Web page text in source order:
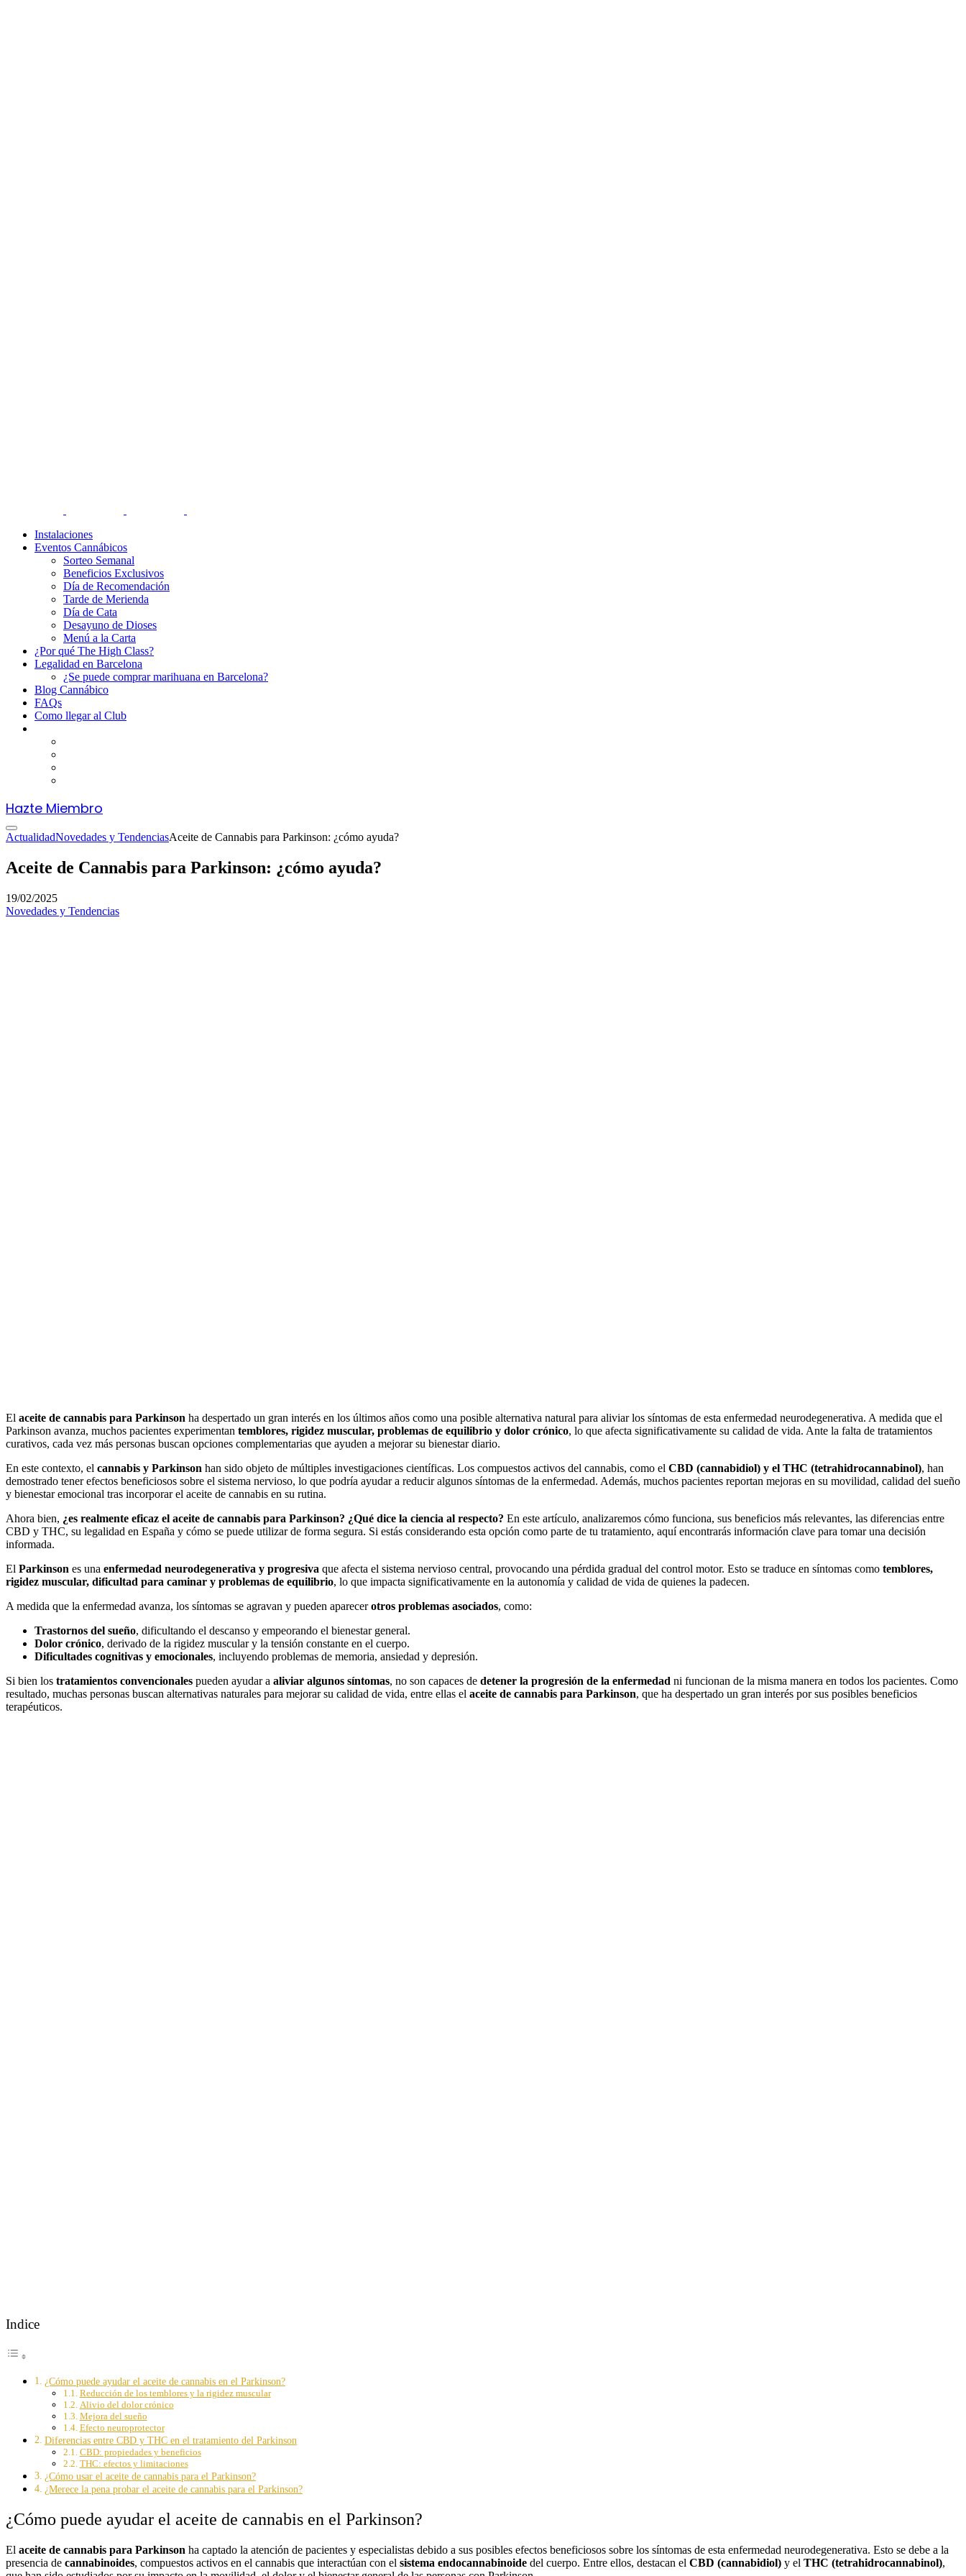
Instalaciones
Eventos Cannábicos
Sorteo Semanal
Beneficios Exclusivos
Día de Recomendación
Tarde de Merienda
Día de Cata
Desayuno de Dioses
Menú a la Carta
¿Por qué The High Class?
Legalidad en Barcelona
¿Se puede comprar marihuana en Barcelona?
Blog Cannábico
FAQs
Como llegar al Club
Hazte Miembro
ActualidadNovedades y TendenciasAceite de Cannabis para Parkinson: ¿cómo ayuda?
Aceite de Cannabis para Parkinson: ¿cómo ayuda?
19/02/2025
Novedades y Tendencias
El aceite de cannabis para Parkinson ha despertado un gran interés en los últimos años como una posible alternativa natural para aliviar los síntomas de esta enfermedad neurodegenerativa. A medida que el
Parkinson avanza, muchos pacientes experimentan temblores, rigidez muscular, problemas de equilibrio y dolor crónico, lo que afecta significativamente su calidad de vida. Ante la falta de tratamientos
curativos, cada vez más personas buscan opciones complementarias que ayuden a mejorar su bienestar diario.
En este contexto, el cannabis y Parkinson han sido objeto de múltiples investigaciones científicas. Los compuestos activos del cannabis, como el CBD (cannabidiol) y el THC (tetrahidrocannabinol), han
demostrado tener efectos beneficiosos sobre el sistema nervioso, lo que podría ayudar a reducir algunos síntomas de la enfermedad. Además, muchos pacientes reportan mejoras en su movilidad, calidad del sueño
y bienestar emocional tras incorporar el aceite de cannabis en su rutina.
Ahora bien, ¿es realmente eficaz el aceite de cannabis para Parkinson? ¿Qué dice la ciencia al respecto? En este artículo, analizaremos cómo funciona, sus beneficios más relevantes, las diferencias entre
CBD y THC, su legalidad en España y cómo se puede utilizar de forma segura. Si estás considerando esta opción como parte de tu tratamiento, aquí encontrarás información clave para tomar una decisión
informada.
El Parkinson es una enfermedad neurodegenerativa y progresiva que afecta el sistema nervioso central, provocando una pérdida gradual del control motor. Esto se traduce en síntomas como temblores,
rigidez muscular, dificultad para caminar y problemas de equilibrio, lo que impacta significativamente en la autonomía y calidad de vida de quienes la padecen.
A medida que la enfermedad avanza, los síntomas se agravan y pueden aparecerotros problemas asociados, como:
Trastornos del sueño, dificultando el descanso y empeorando el bienestar general.
Dolor crónico, derivado de la rigidez muscular y la tensión constante en el cuerpo.
Dificultades cognitivas y emocionales, incluyendo problemas de memoria, ansiedad y depresión.
Si bien los tratamientos convencionales pueden ayudar a aliviar algunos síntomas, no son capaces de detener la progresión de la enfermedad ni funcionan de la misma manera en todos los pacientes. Como
resultado, muchas personas buscan alternativas naturales para mejorar su calidad de vida, entre ellas el aceite de cannabis para Parkinson, que ha despertado un gran interés por sus posibles beneficios
terapéuticos.
Indice
¿Cómo puede ayudar el aceite de cannabis en el Parkinson?
Reducción de los temblores y la rigidez muscular
Alivio del dolor crónico
Mejora del sueño
Efecto neuroprotector
Diferencias entre CBD y THC en el tratamiento del Parkinson
CBD: propiedades y beneficios
THC: efectos y limitaciones
¿Cómo usar el aceite de cannabis para el Parkinson?
¿Merece la pena probar el aceite de cannabis para el Parkinson?
¿Cómo puede ayudar el aceite de cannabis en el Parkinson?
El aceite de cannabis para Parkinson ha captado la atención de pacientes y especialistas debido a sus posibles efectos beneficiosos sobre los síntomas de esta enfermedad neurodegenerativa. Esto se debe a la
presencia de cannabinoides, compuestos activos en el cannabis que interactúan con el sistema endocannabinoide del cuerpo. Entre ellos, destacan el CBD (cannabidiol) y el THC (tetrahidrocannabinol),